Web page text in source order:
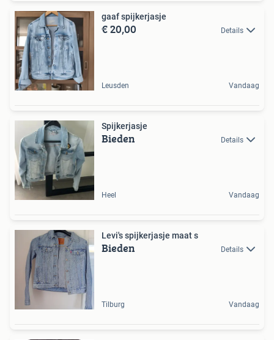
gaaf spijkerjasje
€ 20,00 Details
Leusden Vandaag
Spijkerjasje
Bieden Details
Heel Vandaag
Levi's spijkerjasje maat s
Bieden Details
Tilburg Vandaag